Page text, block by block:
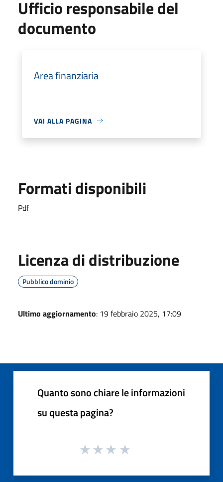
Ufficio responsabile del
documento
Area finanziaria
VAI ALLA PAGINA
Formati disponibili
Pdf
Licenza di distribuzione
Pubblico dominio
Ultimo aggiornamento: 19 febbraio 2025, 17:09
Quanto sono chiare le informazioni
su questa pagina?